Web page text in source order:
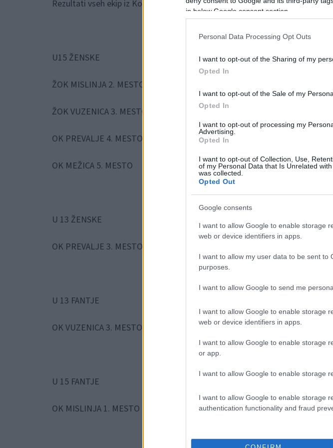
in below Google consent section.
Personal Data Processing Opt Outs
I want to opt-out of the Sharing of my
Opted In
I want to opt-out of the Sale of my
Opted In
I want to opt-out of processing my
Advertising.
Opted In
I want to opt-out of Collection, Use,
of my Personal Data that Is Unrelated
was collected.
Opted Out
Google consents
I want to allow Google to enable storage
web or device identifiers in apps.
I want to allow my user data to be sent to
purposes.
I want to allow Google to send me
I want to allow Google to enable storage
web or device identifiers in apps.
I want to allow Google to enable storage
or app.
I want to allow Google to enable storage
I want to allow Google to enable storage
authentication functionality and fraud
Rezultati vseh ekip iz Koroške:
U15 ŽENSKE
ŽOK MISLINJA 2. MESTO
ŽOK VUZENICA 3. MESTO
OK PREVALJE 4. MESTO
OK MEŽICA 5. MESTO
U 13 ŽENSKE
OK PREVALJE 3. MESTO
U 13 FANTJE
OK VUZENICA 3. MESTO
U 15 FANTJE
OK MISLINJA 1. MESTO